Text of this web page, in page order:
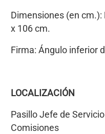
Dimensiones (en
x 106 cm.
Firma: Ángulo inferior
LOCALIZACIÓN
Pasillo Jefe de
Comisiones